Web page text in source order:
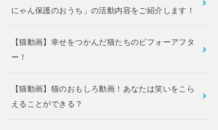
にゃん保護のおうち」の活動内容をご紹介します！
【猫動画】幸せをつかんだ猫たちのビフォーアフタ
ー！
【猫動画】猫のおもしろ動画！あなたは笑いをこら
えることができる？